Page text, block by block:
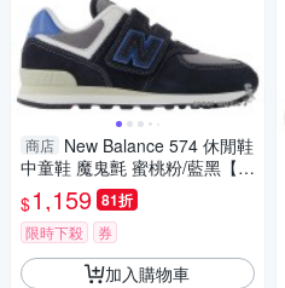
商店 New Balance 574 休閒鞋
中童鞋 魔鬼氈 蜜桃粉/藍黑【運
動世界】PV574QTC-W/PV574
QRB-W
$1,159 81折
限時下殺 券
加入購物車